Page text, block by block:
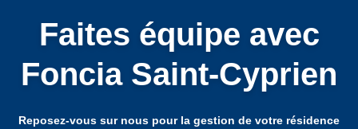
Faites équipe avec
Foncia Saint-Cyprien
Reposez-vous sur nous pour la gestion de votre résidence